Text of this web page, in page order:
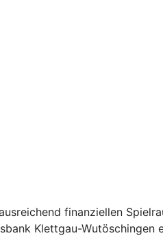
finanziellen
Klettgau-Wutöschingen